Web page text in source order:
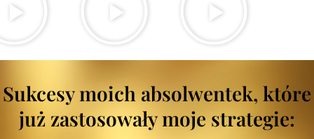
Sukcesy moich absolwentek, które
już zastosowały moje strategie: